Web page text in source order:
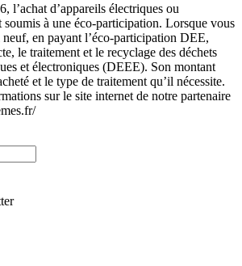
l’achat d’appareils électriques ou
soumis à une éco-participation. Lorsque vous
en payant l’éco-participation DEE,
le traitement et le recyclage des déchets
et électroniques (DEEE). Son montant
et le type de traitement qu’il nécessite.
sur le site internet de notre partenaire